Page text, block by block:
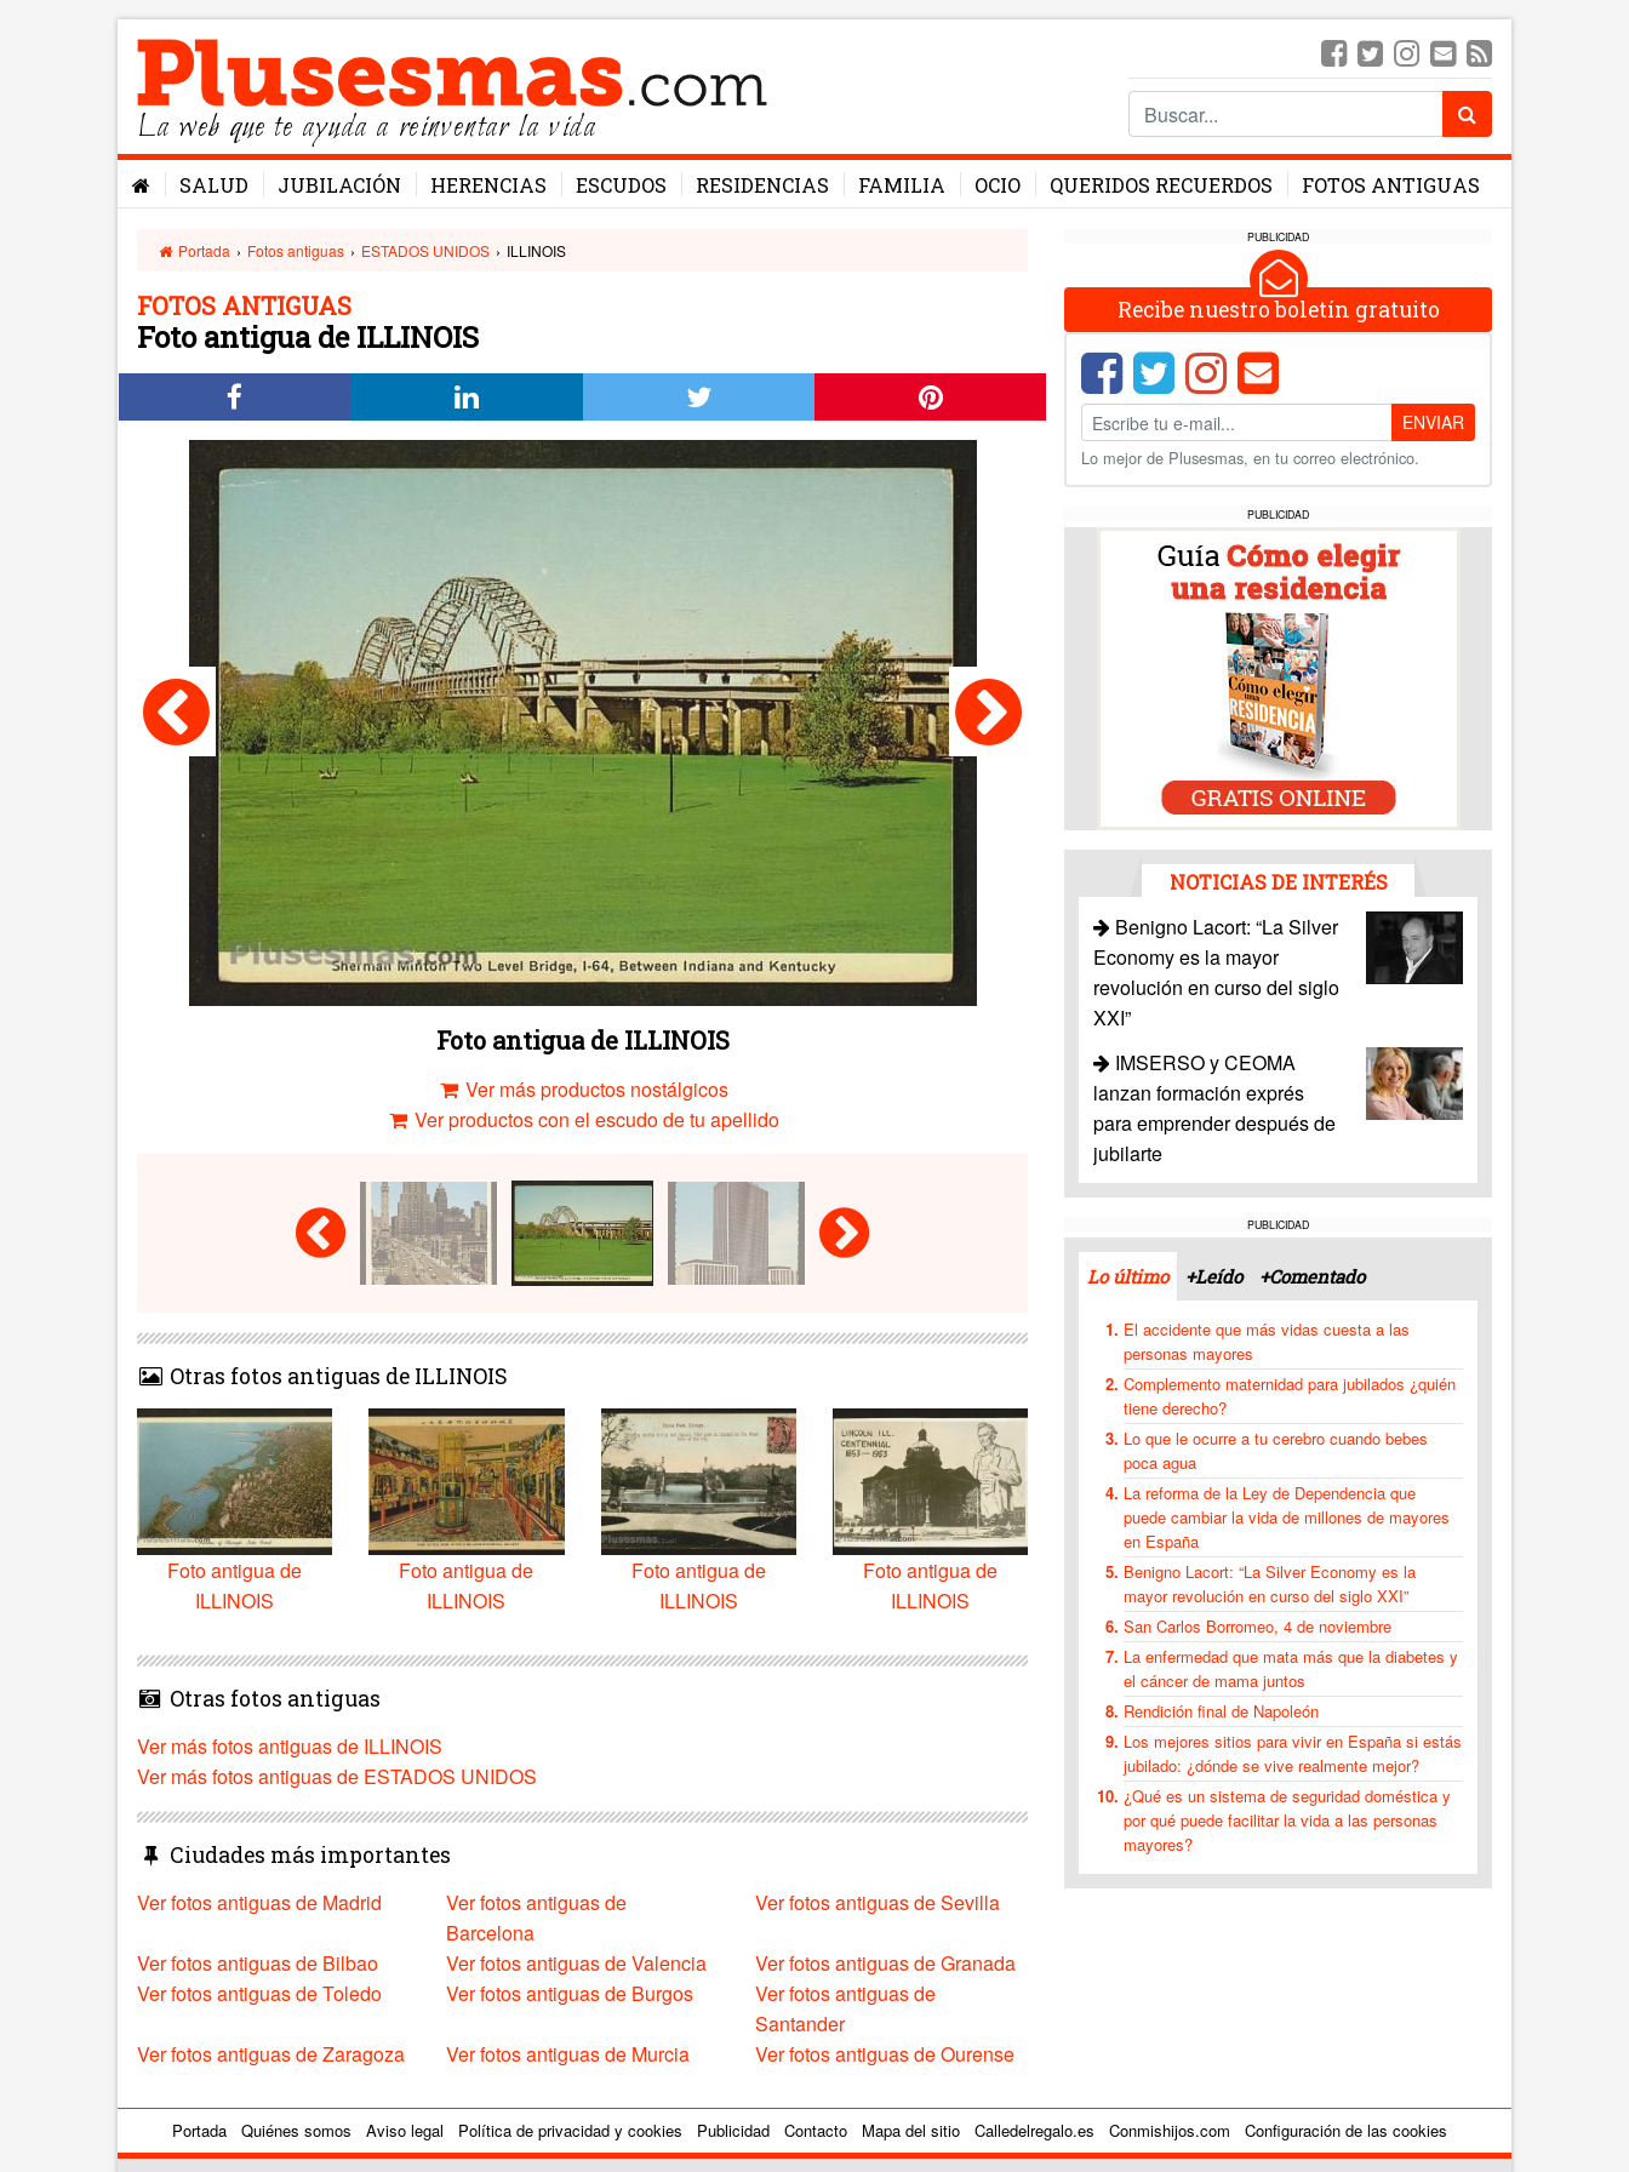
La web que te ayuda a reinventar la vida
SALUD JUBILACIÓN HERENCIAS ESCUDOS RESIDENCIAS FAMILIA OCIO QUERIDOS RECUERDOS FOTOS ANTIGUAS
Portada › Fotos antiguas › ESTADOS UNIDOS › ILLINOIS
FOTOS ANTIGUAS
Foto antigua de ILLINOIS
Foto antigua de ILLINOIS
Ver más productos nostálgicos
Ver productos con el escudo de tu apellido
Otras fotos antiguas de ILLINOIS
Foto antigua de
ILLINOIS
Foto antigua de
ILLINOIS
Foto antigua de
ILLINOIS
Foto antigua de
ILLINOIS
Otras fotos antiguas
Ver más fotos antiguas de ILLINOIS
Ver más fotos antiguas de ESTADOS UNIDOS
Ciudades más importantes
Ver fotos antiguas de Madrid
Ver fotos antiguas de
Barcelona
Ver fotos antiguas de Sevilla
Ver fotos antiguas de Bilbao Ver fotos antiguas de Valencia
Ver fotos antiguas de Granada
Ver fotos antiguas de Toledo
Ver fotos antiguas de Burgos
Ver fotos antiguas de
Santander
Ver fotos antiguas de Zaragoza
Ver fotos antiguas de Murcia Ver fotos antiguas de Ourense
PUBLICIDAD
Recibe nuestro boletín gratuito
ENVIAR
Lo mejor de Plusesmas, en tu correo electrónico.
PUBLICIDAD
NOTICIAS DE INTERÉS
Benigno Lacort: “La Silver
Economy es la mayor
revolución en curso del siglo
XXI”
IMSERSO y CEOMA
lanzan formación exprés
para emprender después de
jubilarte
PUBLICIDAD
Lo último +Leído +Comentado
El accidente que más vidas cuesta a las
personas mayores
Complemento maternidad para jubilados ¿quién
tiene derecho?
Lo que le ocurre a tu cerebro cuando bebes
poca agua
La reforma de la Ley de Dependencia que
puede cambiar la vida de millones de mayores
en España
Benigno Lacort: “La Silver Economy es la
mayor revolución en curso del siglo XXI”
San Carlos Borromeo, 4 de noviembre
La enfermedad que mata más que la diabetes y
el cáncer de mama juntos
Rendición final de Napoleón
Los mejores sitios para vivir en España si estás
jubilado: ¿dónde se vive realmente mejor?
¿Qué es un sistema de seguridad doméstica y
por qué puede facilitar la vida a las personas
mayores?
Portada Quiénes somos Aviso legal Política de privacidad y cookies Publicidad Contacto Mapa del sitio Calledelregalo.es Conmishijos.com Configuración de las cookies